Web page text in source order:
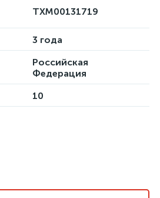
ТХМ00131719
3 года
Российская
Федерация
10